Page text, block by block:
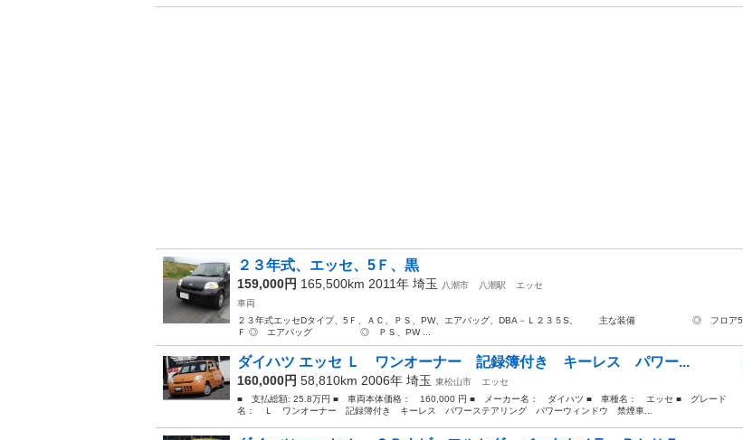
２３年式、エッセ、5Ｆ、黒
159,000円 165,500km 2011年 埼玉 八潮市 八潮駅
エッセ
車両
２３年式エッセDタイプ、5Ｆ、ＡＣ、ＰＳ、PW、エアバッグ、DBA－Ｌ２３５S、 主な装備 ◎ フロア5
Ｆ ◎ エアバッグ ◎ ＰＳ、PW ...
ダイハツ エッセ Ｌ ワンオーナー 記録簿付き キーレス パワー...
160,000円 58,810km 2006年 埼玉 東松山市
エッセ
■ 支払総額: 25.8万円 ■ 車両本体価格： 160,000 円 ■ メーカー名： ダイハツ ■ 車種名： エッセ ■ グレード
名： Ｌ ワンオーナー 記録簿付き キーレス パワーステアリング パワーウィンドウ 禁煙車...